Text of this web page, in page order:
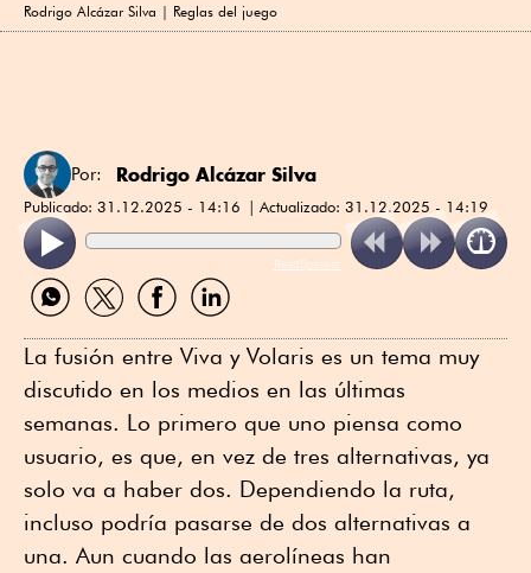
Rodrigo Alcázar Silva | Reglas del juego
Por: Rodrigo Alcázar Silva
Publicado: 31.12.2025 - 14:16 Actualizado: 31.12.2025 - 14:19
ReadSpeaker
Compartir
por
Compartir
por
Compartir
por
Compartir
por
La fusión entre Viva y Volaris es un tema muy
discutido en los medios en las últimas
semanas. Lo primero que uno piensa como
usuario, es que, en vez de tres alternativas, ya
solo va a haber dos. Dependiendo la ruta,
incluso podría pasarse de dos alternativas a
una. Aun cuando las aerolíneas han